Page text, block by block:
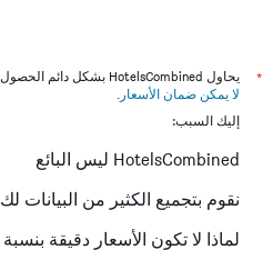
*
يحاول HotelsCombined بشكل دائم الحصول على الأسعار الدقيقة، ولكن
لا يمكن ضمان الأسعار .
إليك السبب:
HotelsCombined ليس البائع
نقوم بتجميع الكثير من البيانات لك
لماذا لا تكون الأسعار دقيقة بنسبة 100٪؟